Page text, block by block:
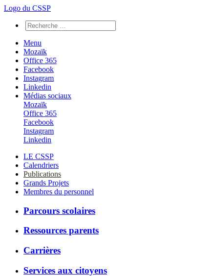
Logo du CSSP
Menu
Mozaïk
Office 365
Facebook
Instagram
Linkedin
Médias sociaux
Mozaïk
Office 365
Facebook
Instagram
Linkedin
LE CSSP
Calendriers
Publications
Grands Projets
Membres du personnel
Parcours scolaires
Ressources parents
Carrières
Services aux citoyens